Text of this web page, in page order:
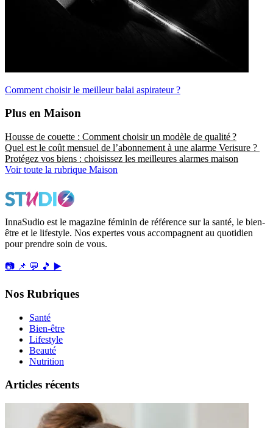
Comment choisir le meilleur balai aspirateur ?
Plus en Maison
Housse de couette : Comment choisir un modèle de qualité ?
Quel est le coût mensuel de l’abonnement à une alarme Verisure ?
Protégez vos biens : choisissez les meilleures alarmes maison
Voir toute la rubrique Maison
InnaSudio est le magazine féminin de référence sur la santé, le bien-
être et le lifestyle. Nos expertes vous accompagnent au quotidien
pour prendre soin de vous.
📷 📌 💬 🎵 ▶️
Nos Rubriques
Santé
Bien-être
Lifestyle
Beauté
Nutrition
Articles récents